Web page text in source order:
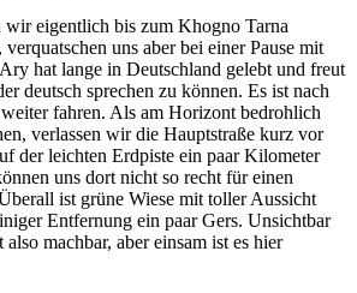
eigentlich bis zum Khogno Tarna
uns aber bei einer Pause mit
hat lange in Deutschland gelebt und freut
deutsch sprechen zu können. Es ist nach
fahren. Als am Horizont bedrohlich
verlassen wir die Hauptstraße kurz vor
der leichten Erdpiste ein paar Kilometer
uns dort nicht so recht für einen
ist grüne Wiese mit toller Aussicht
Entfernung ein paar Gers. Unsichtbar
machbar, aber einsam ist es hier